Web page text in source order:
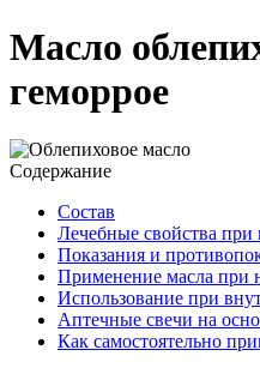
Масло
геморрое
Содержание
Состав
Лечебные свойства при
Показания и
Применение масла при
Использование при
Аптечные свечи на
Как самостоятельно